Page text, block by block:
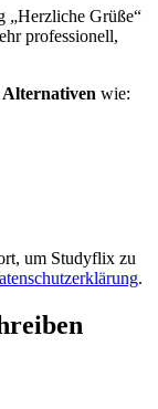
„Herzliche Grüße“
professionell,
Alternativen wie:
um Studyflix zu
.